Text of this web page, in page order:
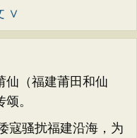
∨
（福建莆田和仙
。
骚扰福建沿海，为